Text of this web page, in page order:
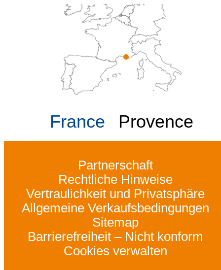
France Provence
Partnerschaft
Rechtliche Hinweise
Vertraulichkeit und Privatsphäre
Allgemeine Verkaufsbedingungen
Sitemap
Barrierefreiheit – Nicht konform
Cookies verwalten